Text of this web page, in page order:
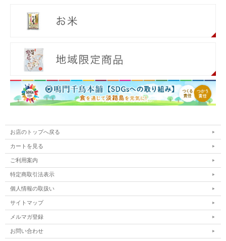
お店のトップへ戻る
カートを見る
ご利用案内
特定商取引法表示
個人情報の取扱い
サイトマップ
メルマガ登録
お問い合わせ